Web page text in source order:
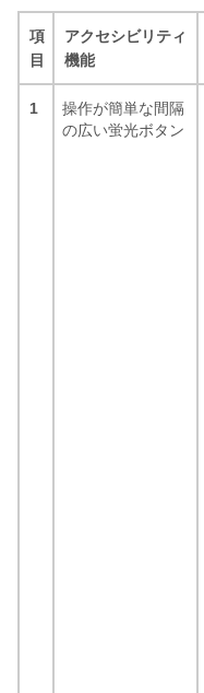
項
目
アクセシビリティ
機能
1
操作が簡単な間隔
の広い蛍光ボタン